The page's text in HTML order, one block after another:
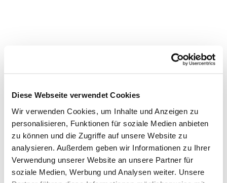
Diese Webseite verwendet Cookies
Wir verwenden Cookies, um Inhalte und Anzeigen zu
personalisieren, Funktionen für soziale Medien anbieten
zu können und die Zugriffe auf unsere Website zu
analysieren. Außerdem geben wir Informationen zu Ihrer
Verwendung unserer Website an unsere Partner für
soziale Medien, Werbung und Analysen weiter. Unsere
Dies könnte Sie auch
interessieren